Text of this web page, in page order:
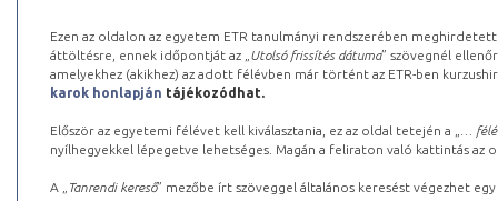
Ezen az oldalon az egyetem ETR tanulmányi rendszerében
áttöltésre, ennek időpontját az „ Utolsó frissítés dátuma” szövegnél
amelyekhez (akikhez) az adott félévben már történt az ETR-ben
karok honlapján tájékozódhat.
Először az egyetemi félévet kell kiválasztania, ez az oldal tetején a „
…
nyílhegyekkel lépegetve lehetséges. Magán a feliraton való kattintás az
A „ Tanrendi kereső” mezőbe írt szöveggel általános keresést végezhet